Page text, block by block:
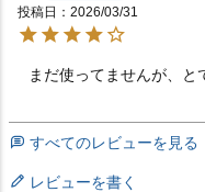
投稿日
2026/03/31
まだ使ってませんが、と
すべてのレビューを見る
レビューを書く